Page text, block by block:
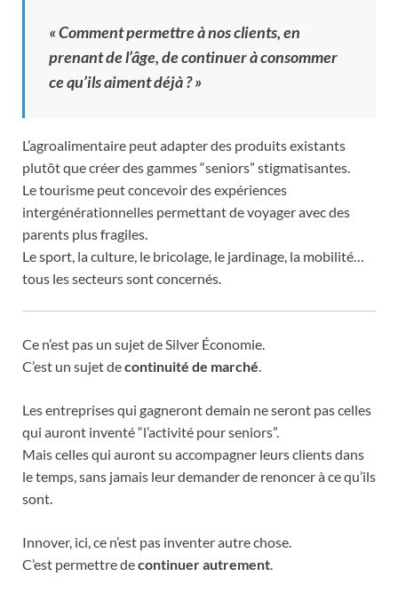
« Comment permettre à nos clients, en
prenant de l’âge, de continuer à consommer
ce qu’ils aiment déjà ? »
L’agroalimentaire peut adapter des produits existants
plutôt que créer des gammes “seniors” stigmatisantes.
Le tourisme peut concevoir des expériences
intergénérationnelles permettant de voyager avec des
parents plus fragiles.
Le sport, la culture, le bricolage, le jardinage, la mobilité…
tous les secteurs sont concernés.
Ce n’est pas un sujet de Silver Économie.
C’est un sujet decontinuité de marché
Les entreprises qui gagneront demain ne seront pas celles
qui auront inventé “l’activité pour seniors”.
Mais celles qui auront su accompagner leurs clients dans
le temps, sans jamais leur demander de renoncer à ce qu’ils
sont.
Innover, ici, ce n’est pas inventer autre chose.
C’est permettre decontinuer autrement